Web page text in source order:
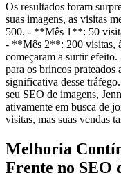
Os resultados foram
suas imagens, as visitas
500. - **Mês 1**: 50
- **Mês 2**: 200 visitas, à
começaram a surtir
para os brincos prateados
significativa desse
seu SEO de imagens,
ativamente em busca de
visitas, mas suas vendas
Melhoria
Frente no SEO